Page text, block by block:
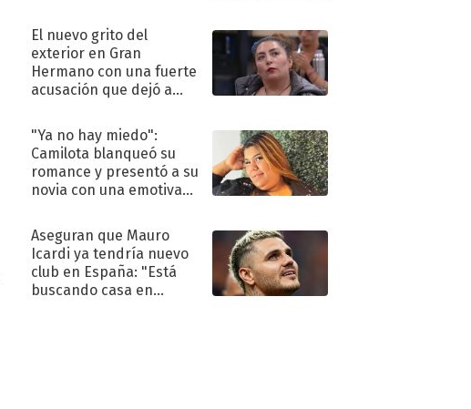
El nuevo grito del
exterior en Gran
Hermano con una fuerte
acusación que dejó a
"Traidora"
"Ya no hay miedo":
Camilota blanqueó su
romance y presentó a su
novia con una emotiva
Aseguran que Mauro
Icardi ya tendría nuevo
club en España: "Está
buscando casa en